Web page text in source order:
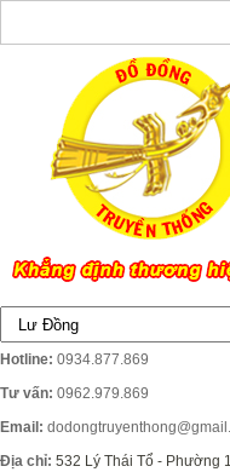
Hotline: 0934.877.869
Tư vấn: 0962.979.869
Email:
Địa chỉ: 532 Lý Thái Tổ - Phường